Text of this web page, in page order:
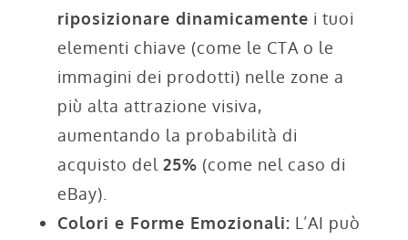
riposizionare dinamicamente i tuoi
elementi chiave (come le CTA o le
immagini dei prodotti) nelle zone a
più alta attrazione visiva,
aumentando la probabilità di
acquisto del 25% (come nel caso di
eBay).
Colori e Forme Emozionali: L’AI può